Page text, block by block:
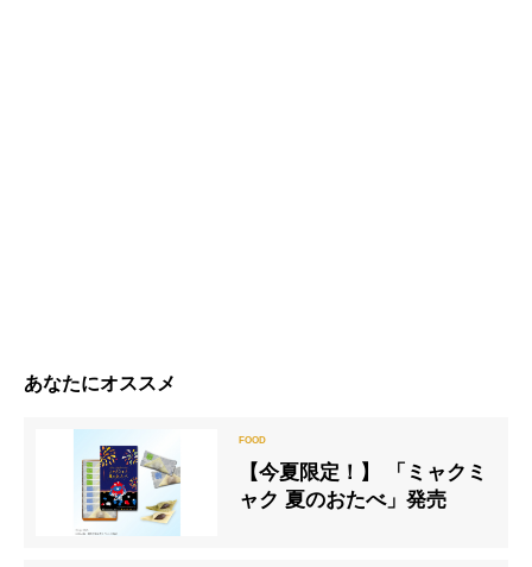
あなたにオススメ
【今夏限定！】 「ミャクミ
ャク 夏のおたべ」発売